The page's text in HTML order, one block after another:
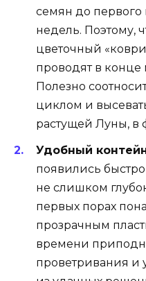
семян до первого
недель. Поэтому,
цветочный
проводят в конце
Полезно
циклом и
растущей Луны, в
Удобный
появились
не слишком
первых порах
прозрачным
времени
проветривания и